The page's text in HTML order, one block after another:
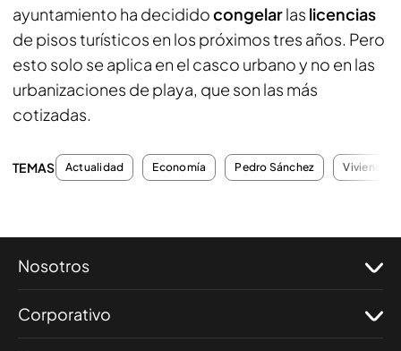
ayuntamiento ha decididocongelarlas licencias
de pisos turísticos en los próximos tres años. Pero
esto solo se aplica en el casco urbano y no en las
urbanizaciones de playa, que son las más
cotizadas.
TEMAS Actualidad Economía Pedro Sánchez Vivienda
Nosotros
Corporativo